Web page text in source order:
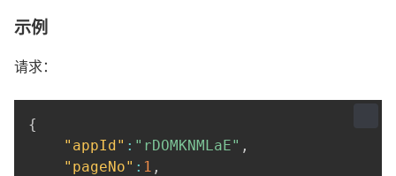
示例
请求：
{
"appId" : "rDOMKNMLaE" ,
"pageNo" : 1 ,